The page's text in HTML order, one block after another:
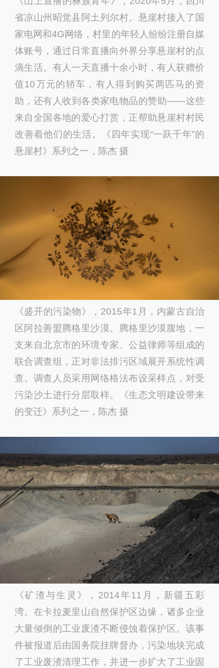
省凉⼭州昭觉县阿⼟列尔村。悬崖村接⼊了国
家电⽹和4G⽹络，村⾥的年轻⼈纷纷注册⾃媒
体账号，通过⽇常直播向外界分享悬崖村的点
滴⽣活。有⼈⼀天直播⼗余⼩时，有⼈获赠价
值10万元的轿车，有⼈得到购买两匹马的资
助，还有⼈收到各类家电物品的赞助——这些
来⾃全国各地的爱⼼打赏，正帮助悬崖村村民
改善着他们的⽣活。《四年实现“一跃千年”的
悬崖村》系列之一，陈杰 摄
《盛开的污染物》，2015年1⽉，内蒙古⾃治
区阿拉善盟腾格⾥沙漠。腾格⾥沙漠腹地，⼀
⽀来⾃北京市的环境专家、公益律师等组成的
联合调查组，正对⾮法排污区域展开系统性调
查。调查⼈员采⽤⽹络格法布设采样点，对受
污染沙⼟进⾏分层取样。《生态文明建设带来
的变迁》系列之一，陈杰 摄
《矿渣与⽣灵》，2014年11⽉，新疆五彩
湾。在卡拉麦⾥⼭⾃然保护区边缘，诸多企业
⼤量倾倒的⼯业废渣不断侵蚀着保护区。该事
件被报道后由国务院挂牌督办，污染地块完成
了⼯业废渣清理⼯作，并进⼀步扩⼤了⼯业固